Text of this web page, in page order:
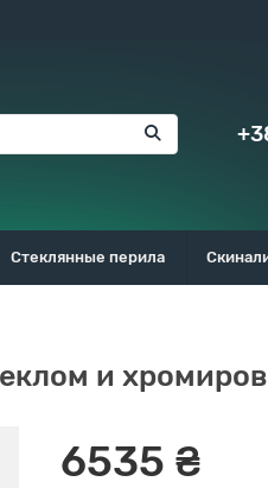
Стеклянные перила
и
6535 ₴